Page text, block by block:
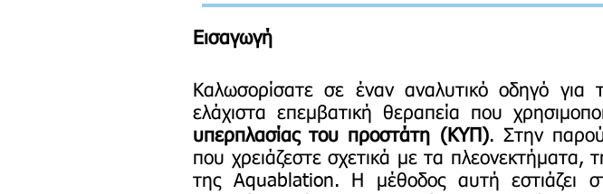
Εισαγωγή
Καλωσορίσατε σε έναν αναλυτικό οδηγό
ελάχιστα επεμβατική θεραπεία που
υπερπλασίας του προστάτη (ΚΥΠ). Στην
που χρειάζεστε σχετικά με τα πλεονεκτήματα,
της Aquablation. Η μέθοδος αυτή εστιάζει